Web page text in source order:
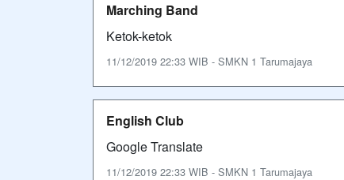
Marching Band
Ketok-ketok
11/12/2019 22:33 WIB - SMKN 1 Tarumajaya
English Club
Google Translate
11/12/2019 22:33 WIB - SMKN 1 Tarumajaya